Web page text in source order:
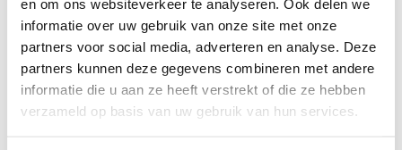
en om ons websiteverkeer te analyseren. Ook delen we
informatie over uw gebruik van onze site met onze
partners voor social media, adverteren en analyse. Deze
partners kunnen deze gegevens combineren met andere
informatie die u aan ze heeft verstrekt of die ze hebben
verzameld op basis van uw gebruik van hun services.
vanaf —10% korting
Bundelkorting:39,00